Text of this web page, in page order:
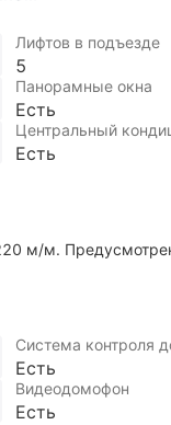
Лифтов в подъезде
5
Панорамные окна
Есть
Центральный
Есть
м/м.
Система контроля
Есть
Видеодомофон
Есть